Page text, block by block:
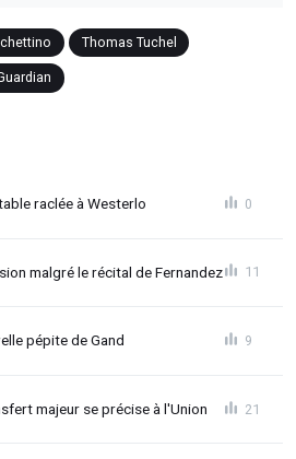
Thomas Tuchel
raclée à Westerlo 0
malgré le récital de Fernandez 11
pépite de Gand 9
majeur se précise à l'Union 21